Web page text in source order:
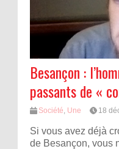
Besançon :
passants de «
Société Une 18
Si vous avez déjà
de Besançon, vous